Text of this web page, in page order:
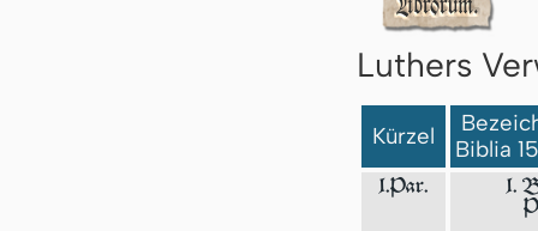
Luthers
Kürzel
Biblia
1.Par.
1.